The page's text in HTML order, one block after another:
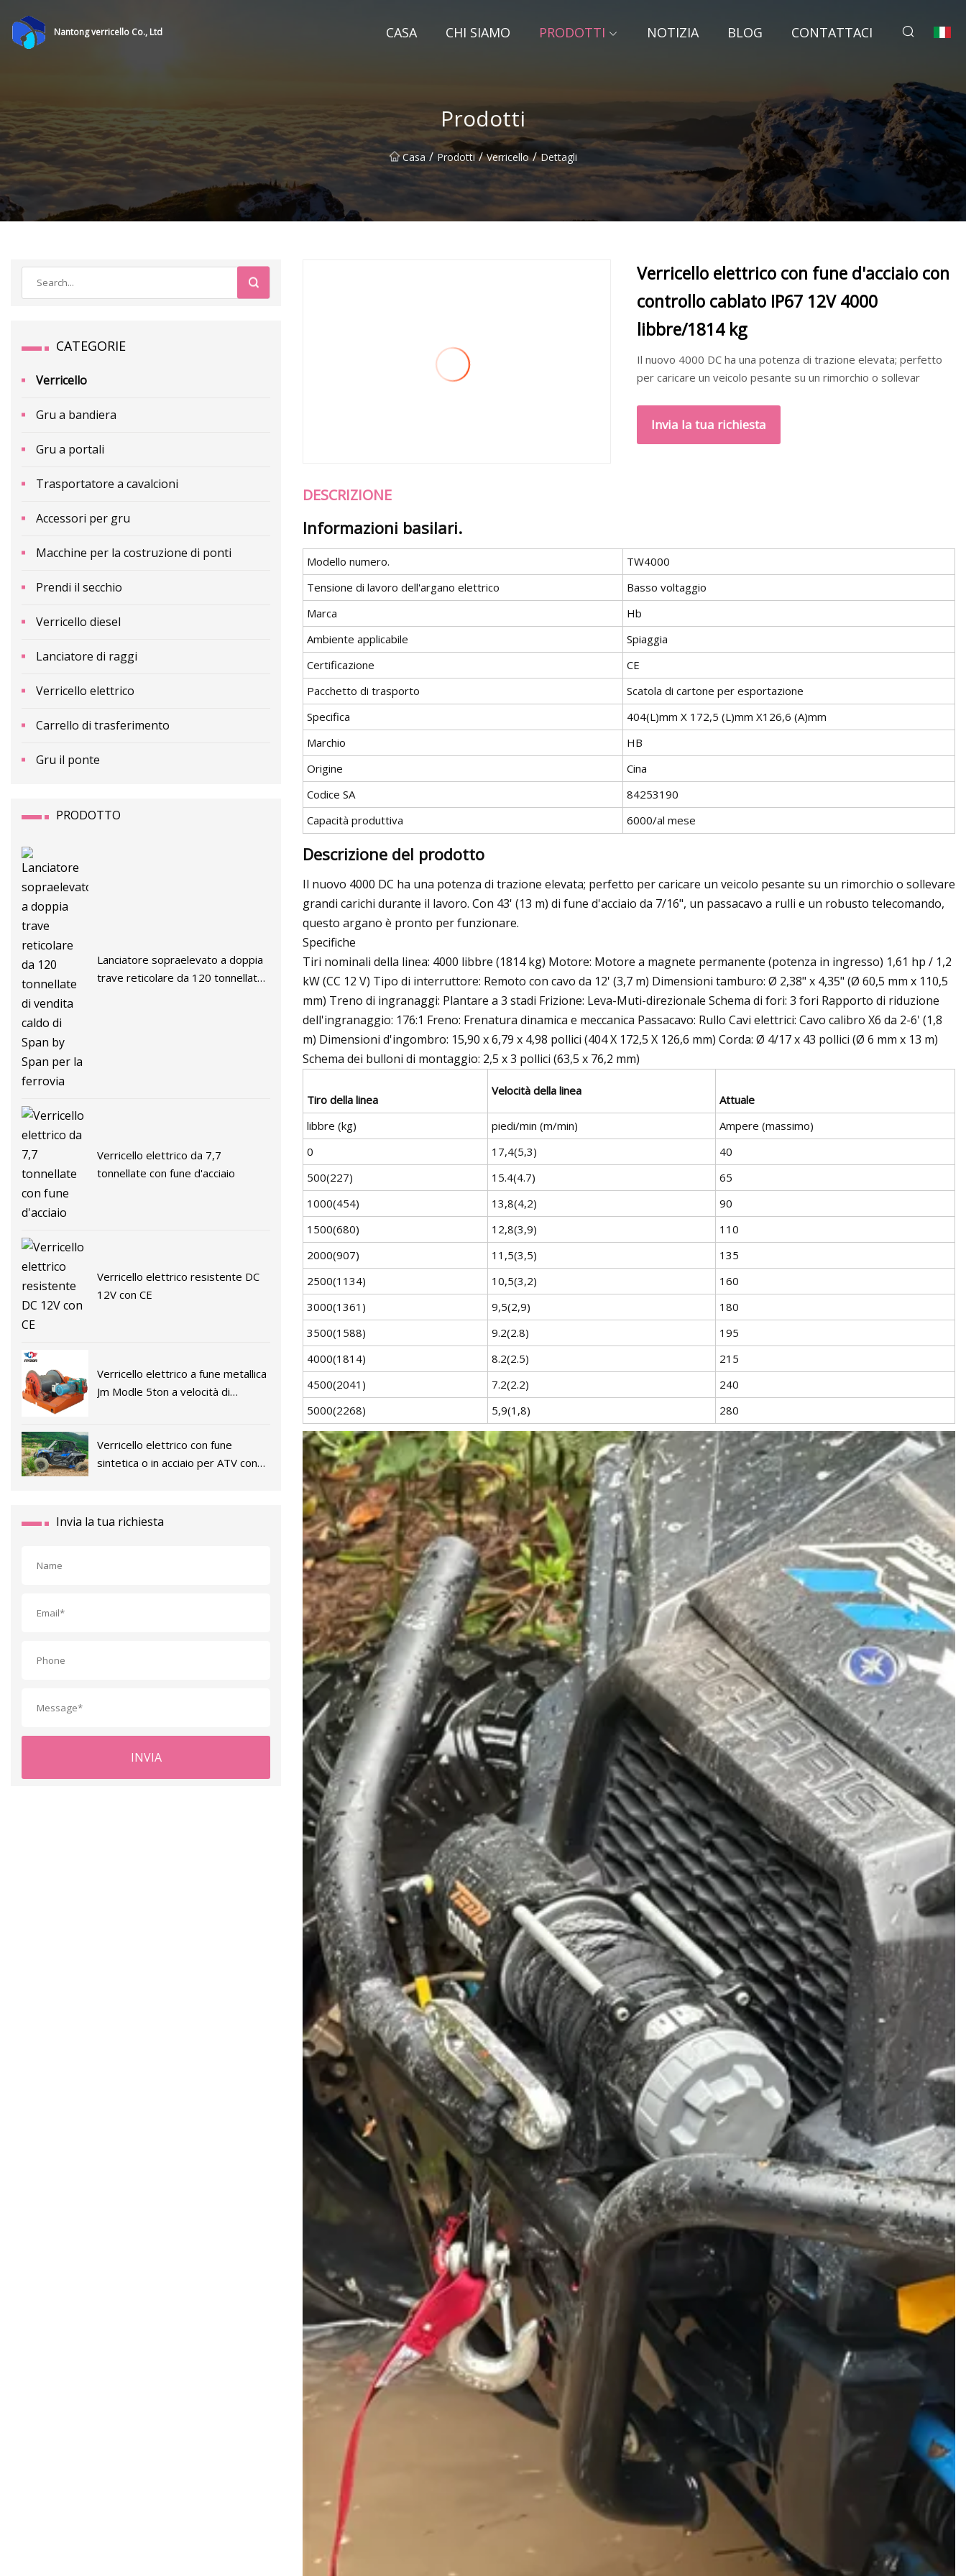
Nantong verricello Co., Ltd CASA CHI SIAMO PRODOTTI NOTIZIA BLOG CONTATTACI
Prodotti
Casa / Prodotti / Verricello / Dettagli
CATEGORIE
Verricello
Gru a bandiera
Gru a portali
Trasportatore a cavalcioni
Accessori per gru
Macchine per la costruzione di ponti
Prendi il secchio
Verricello diesel
Lanciatore di raggi
Verricello elettrico
Carrello di trasferimento
Gru il ponte
PRODOTTO
Lanciatore sopraelevato a doppia
trave reticolare da 120 tonnellate
Verricello elettrico da 7,7
tonnellate con fune d'acciaio
Verricello elettrico resistente DC
12V con CE
Verricello elettrico a fune metallica
Jm Modle 5ton a velocità di
Verricello elettrico con fune
sintetica o in acciaio per ATV con
Invia la tua richiesta
INVIA
Verricello elettrico con fune d'acciaio con
controllo cablato IP67 12V 4000
libbre/1814 kg
Il nuovo 4000 DC ha una potenza di trazione elevata; perfetto
per caricare un veicolo pesante su un rimorchio o sollevar
Invia la tua richiesta
DESCRIZIONE
Informazioni basilari.
Modello numero.
TW4000
Tensione di lavoro dell'argano elettrico
Basso voltaggio
Marca
Hb
Ambiente applicabile
Spiaggia
Certificazione
CE
Pacchetto di trasporto
Scatola di cartone per esportazione
Specifica
404(L)mm X 172,5 (L)mm X126,6 (A)mm
Marchio
HB
Origine
Cina
Codice SA
84253190
Capacità produttiva
6000/al mese
Descrizione del prodotto
Il nuovo 4000 DC ha una potenza di trazione elevata; perfetto per caricare un veicolo pesante su un rimorchio o sollevare
grandi carichi durante il lavoro. Con 43' (13 m) di fune d'acciaio da 7/16", un passacavo a rulli e un robusto telecomando,
questo argano è pronto per funzionare.
Specifiche
Tiri nominali della linea: 4000 libbre (1814 kg) Motore: Motore a magnete permanente (potenza in ingresso) 1,61 hp / 1,2
kW (CC 12 V) Tipo di interruttore: Remoto con cavo da 12' (3,7 m) Dimensioni tamburo: Ø 2,38" x 4,35" (Ø 60,5 mm x 110,5
mm) Treno di ingranaggi: Plantare a 3 stadi Frizione: Leva-Muti-direzionale Schema di fori: 3 fori Rapporto di riduzione
dell'ingranaggio: 176:1 Freno: Frenatura dinamica e meccanica Passacavo: Rullo Cavi elettrici: Cavo calibro X6 da 2-6' (1,8
m) Dimensioni d'ingombro: 15,90 x 6,79 x 4,98 pollici (404 X 172,5 X 126,6 mm) Corda: Ø 4/17 x 43 pollici (Ø 6 mm x 13 m)
Schema dei bulloni di montaggio: 2,5 x 3 pollici (63,5 x 76,2 mm)
Tiro della linea
Velocità della linea
Attuale
libbre (kg)
piedi/min (m/min)
Ampere (massimo)
0
17,4(5,3)
40
500(227)
15.4(4.7)
65
1000(454)
13,8(4,2)
90
1500(680)
12,8(3,9)
110
2000(907)
11,5(3,5)
135
2500(1134)
10,5(3,2)
160
3000(1361)
9,5(2,9)
180
3500(1588)
9.2(2.8)
195
4000(1814)
8.2(2.5)
215
4500(2041)
7.2(2.2)
240
5000(2268)
5,9(1,8) 280